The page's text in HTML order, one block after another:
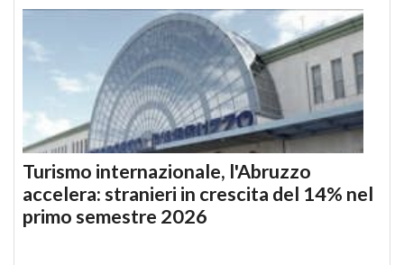
Turismo internazionale, l'Abruzzo
accelera: stranieri in crescita del 14% nel
primo semestre 2026